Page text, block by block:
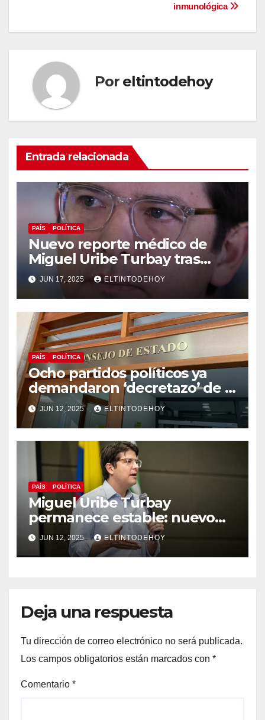
inmunológica
Por eltintodehoy
Entrada relacionada
PAÍS POLÍTICA
Nuevo reporte médico de
Miguel Uribe Turbay tras
operación de urgencia a la
que fue sometido
JUN 17, 2025 ELTINTODEHOY
PAÍS POLÍTICA
Ocho partidos políticos ya
demandaron ‘decretazo’ de la
consulta popular
JUN 12, 2025 ELTINTODEHOY
PAÍS POLÍTICA
Miguel Uribe Turbay
permanece estable: nuevo
parte médico de la clínica
Santa Fe
JUN 12, 2025 ELTINTODEHOY
Deja una respuesta
Tu dirección de correo electrónico no será publicada.
Los campos obligatorios están marcados con *
Comentario *